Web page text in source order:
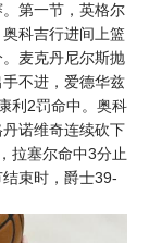
第一节，英格尔
科吉行进间上篮
麦克丹尼尔斯抛
不进，爱德华兹
利2罚命中。奥科
诺维奇连续砍下
拉塞尔命中3分止
束时，爵士39-